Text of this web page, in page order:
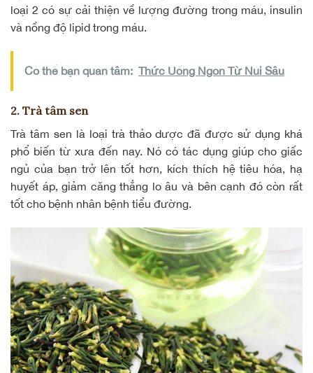
loại 2 có sự cải thiện về lượng đường trong máu, insulin
và nồng độ lipid trong máu.
Có thể bạn quan tâm: Thức Uống Ngon Từ Núi Sâu
2. Trà tâm sen
Trà tâm sen là loại trà thảo dược đã được sử dụng khá
phổ biến từ xưa đến nay. Nó có tác dụng giúp cho giấc
ngủ của bạn trở lên tốt hơn, kích thích hệ tiêu hóa, hạ
huyết áp, giảm căng thẳng lo âu và bên cạnh đó còn rất
tốt cho bệnh nhân bệnh tiểu đường.